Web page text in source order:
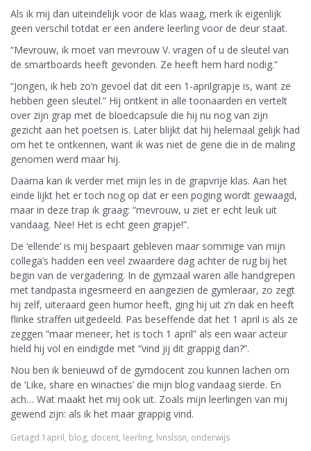
Als ik mij dan uiteindelijk voor de klas waag, merk ik eigenlijk
geen verschil totdat er een andere leerling voor de deur staat.
“Mevrouw, ik moet van mevrouw V. vragen of u de sleutel van
de smartboards heeft gevonden. Ze heeft hem hard nodig.”
“Jongen, ik heb zo’n gevoel dat dit een 1-aprilgrapje is, want ze
hebben geen sleutel.” Hij ontkent in alle toonaarden en vertelt
over zijn grap met de bloedcapsule die hij nu nog van zijn
gezicht aan het poetsen is. Later blijkt dat hij helemaal gelijk had
om het te ontkennen, want ik was niet de gene die in de maling
genomen werd maar hij.
Daarna kan ik verder met mijn les in de grapvrije klas. Aan het
einde lijkt het er toch nog op dat er een poging wordt gewaagd,
maar in deze trap ik graag: “mevrouw, u ziet er echt leuk uit
vandaag. Nee! Het is echt geen grapje!”.
De ‘ellende’ is mij bespaart gebleven maar sommige van mijn
collega’s hadden een veel zwaardere dag achter de rug bij het
begin van de vergadering. In de gymzaal waren alle handgrepen
met tandpasta ingesmeerd en aangezien de gymleraar, zo zegt
hij zelf, uiteraard geen humor heeft, ging hij uit z’n dak en heeft
flinke straffen uitgedeeld. Pas beseffende dat het 1 april is als ze
zeggen “maar meneer, het is toch 1 april” als een waar acteur
hield hij vol en eindigde met “vind jij dit grappig dan?”.
Nou ben ik benieuwd of de gymdocent zou kunnen lachen om
de ‘Like, share en winacties’ die mijn blog vandaag sierde. En
ach… Wat maakt het mij ook uit. Zoals mijn leerlingen van mij
gewend zijn: als ik het maar grappig vind.
Getagd 1april, blog, docent, leerling, lvnslssn, onderwijs